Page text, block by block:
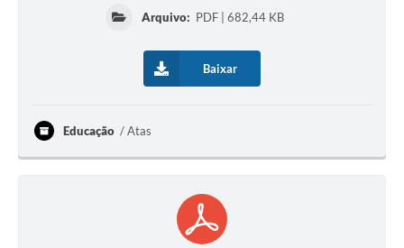
Arquivo: PDF | 682,44 KB
Baixar
Educação Atas